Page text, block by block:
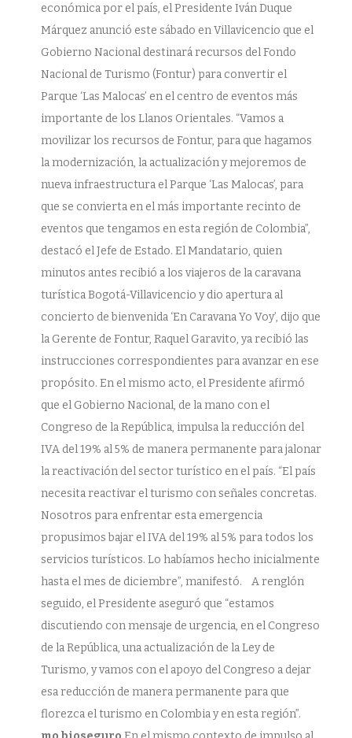
económica por el país, el Presidente Iván Duque
Márquez anunció este sábado en Villavicencio que el
Gobierno Nacional destinará recursos del Fondo
Nacional de Turismo (Fontur) para convertir el
Parque ‘Las Malocas’ en el centro de eventos más
importante de los Llanos Orientales. “Vamos a
movilizar los recursos de Fontur, para que hagamos
la modernización, la actualización y mejoremos de
nueva infraestructura el Parque ‘Las Malocas’, para
que se convierta en el más importante recinto de
eventos que tengamos en esta región de Colombia”,
destacó el Jefe de Estado. El Mandatario, quien
minutos antes recibió a los viajeros de la caravana
turística Bogotá-Villavicencio y dio apertura al
concierto de bienvenida ‘En Caravana Yo Voy’, dijo que
la Gerente de Fontur, Raquel Garavito, ya recibió las
instrucciones correspondientes para avanzar en ese
propósito. En el mismo acto, el Presidente afirmó
que el Gobierno Nacional, de la mano con el
Congreso de la República, impulsa la reducción del
IVA del 19% al 5% de manera permanente para jalonar
la reactivación del sector turístico en el país. “El país
necesita reactivar el turismo con señales concretas.
Nosotros para enfrentar esta emergencia
propusimos bajar el IVA del 19% al 5% para todos los
servicios turísticos. Lo habíamos hecho inicialmente
hasta el mes de diciembre”, manifestó. A renglón
seguido, el Presidente aseguró que “estamos
discutiendo con mensaje de urgencia, en el Congreso
de la República, una actualización de la Ley de
Turismo, y vamos con el apoyo del Congreso a dejar
esa reducción de manera permanente para que
florezca el turismo en Colombia y en esta región”.